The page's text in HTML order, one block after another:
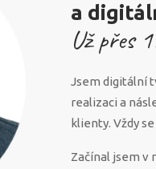
a
Už přes
Jsem digitální
realizaci a
klienty. Vždy
Začínal jsem v